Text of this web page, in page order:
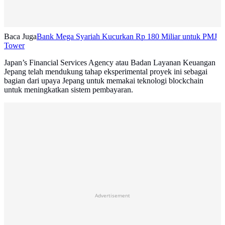
Baca JugaBank Mega Syariah Kucurkan Rp 180 Miliar untuk PMJ
Tower
Japan’s Financial Services Agency atau Badan Layanan Keuangan
Jepang telah mendukung tahap eksperimental proyek ini sebagai
bagian dari upaya Jepang untuk memakai teknologi blockchain
untuk meningkatkan sistem pembayaran.
Advertisement